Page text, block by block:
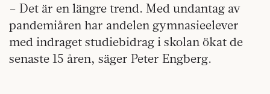
– Det är en längre trend. Med undantag av
pandemiåren har andelen gymnasieelever
med indraget studiebidrag i skolan ökat de
senaste 15 åren, säger Peter Engberg.